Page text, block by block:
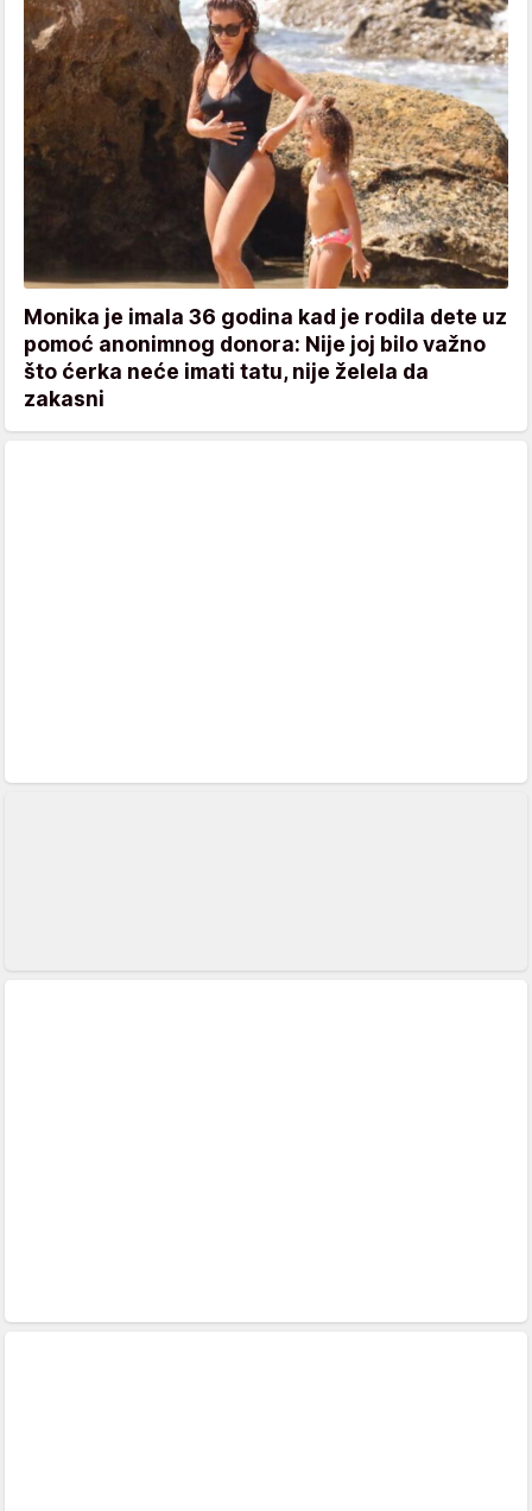
Monika je imala 36 godina kad je rodila dete uz
pomoć anonimnog donora: Nije joj bilo važno
što ćerka neće imati tatu, nije želela da
zakasni